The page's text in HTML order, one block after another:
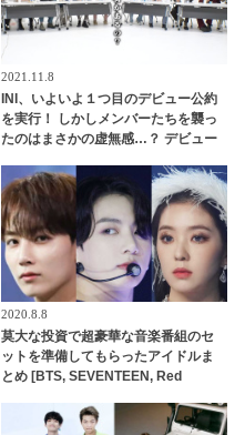
2021.11.8
INI、いよいよ１つ目のデビュー公約
を実行！ しかしメンバーたちを襲っ
たのはまさかの虚無感…？ デビュー
アレに苦しめられたメンバーたちの
バラエティセンスにくぎづけ
2020.8.8
莫大な投資で超豪華な音楽番組のセ
ットを準備してもらったアイドルま
とめ [BTS, SEVENTEEN, Red